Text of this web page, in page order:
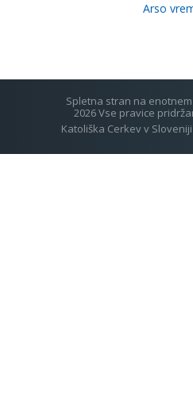
Arso
Spletna stran na
2026 Vse pravice
Katoliška Cerkev v Sloveniji